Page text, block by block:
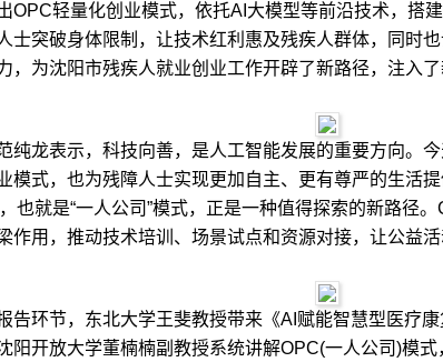
OPC轻量化创业模式，依托AI大模型等前沿技术，搭
士突破身体限制，让技术红利惠及残疾人群体，同时
，为沈阳市残疾人就业创业工作开辟了新路径，注入了
龙表示，科技向善，是人工智能发展的重要方向。今
模式，也为残障人士实现更加自主、更有尊严的生活
也就是“一人公司”模式，正是一种值得探索的新路径
作用，推动技术培训、场景试点和资源对接，让公益活
环节，东北大学王斐教授带来《AI赋能智慧型医疗康
阳开放大学董楠楠副教授系统讲解OPC(一人公司)模